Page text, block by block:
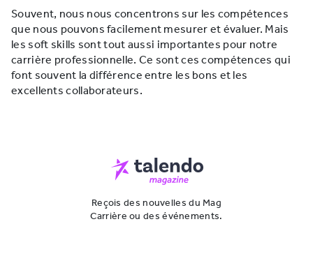
Souvent, nous nous concentrons sur les compétences
que nous pouvons facilement mesurer et évaluer. Mais
les soft skills sont tout aussi importantes pour notre
carrière professionnelle. Ce sont ces compétences qui
font souvent la différence entre les bons et les
excellents collaborateurs.
Reçois des nouvelles du Mag
Carrière ou des événements.